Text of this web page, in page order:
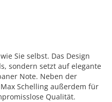
Sie selbst. Das Design
sondern setzt auf elegante
Note. Neben der
Schelling außerdem für
Qualität.